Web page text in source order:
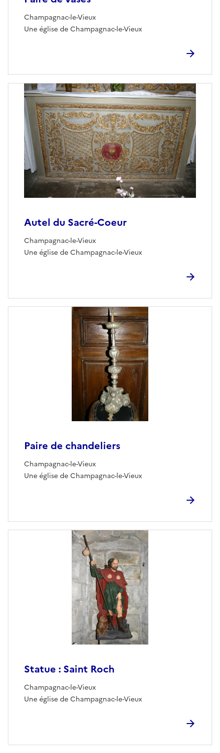
Champagnac-le-Vieux
Une église de Champagnac-le-Vieux
Autel du Sacré-Coeur
Champagnac-le-Vieux
Une église de Champagnac-le-Vieux
Paire de chandeliers
Champagnac-le-Vieux
Une église de Champagnac-le-Vieux
Statue : Saint Roch
Champagnac-le-Vieux
Une église de Champagnac-le-Vieux